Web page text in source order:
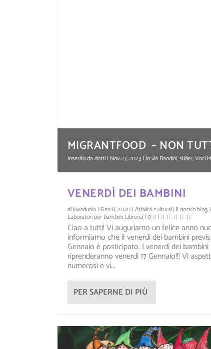
MIGRANTFOOD – NON
Inserito da dotti| Nov 27, 2023 | in via Bandini,slider,Voci
VENERDÌ DEI BAMBINI
di kwadunia | Gen 8, 2020| Attività culturali,il nostro blog,
Laboratori per bambini, Libreria | 0 |
Ciao a tutti! Vi auguriamo un felice anno
informiamo che il venerdì dei bambini
Gennaio è posticipato. I venerdì dei bambini
riprenderanno venerdì 17 Gennaio!!! Vi
numerosi e vi...
PER SAPERNE DI PIÙ